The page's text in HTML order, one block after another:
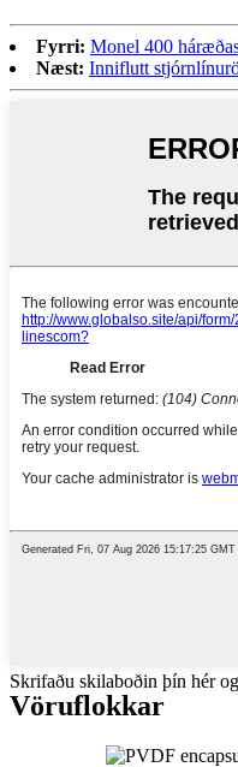
Fyrri: Monel 400
Næst: Inniflutt
Skrifaðu skilaboðin þín hér
Vöruflokkar